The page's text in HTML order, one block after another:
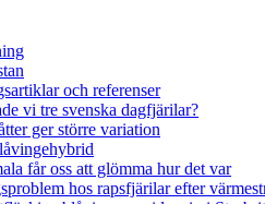
och referenser
vi tre svenska dagfjärilar?
ger större variation
får oss att glömma hur det var
hos rapsfjärilar efter